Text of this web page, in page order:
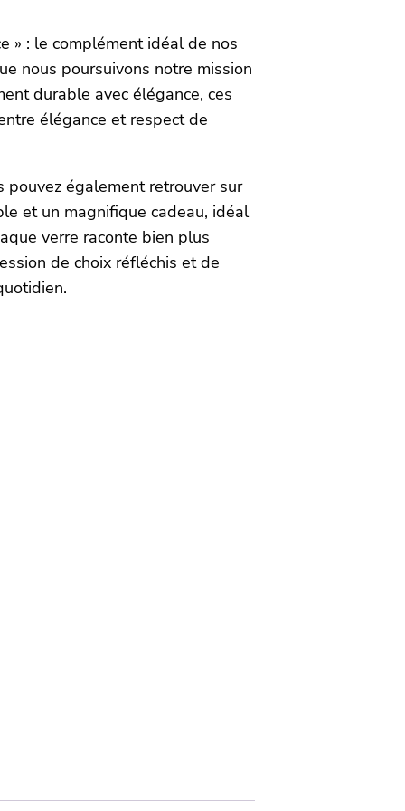
» : le complément idéal de nos
nous poursuivons notre mission
durable avec élégance, ces
élégance et respect de
également retrouver sur
et un magnifique cadeau, idéal
verre raconte bien plus
de choix réfléchis et de